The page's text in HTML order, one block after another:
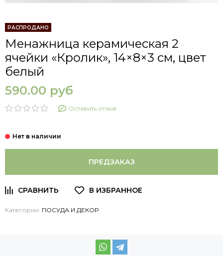
РАСПРОДАНО
Менажница керамическая 2
ячейки «Кролик», 14×8×3 см, цвет
белый
590.00 руб
Оставить отзыв
ПРЕДЗАКАЗ
Категории: ПОСУДА И ДЕКОР